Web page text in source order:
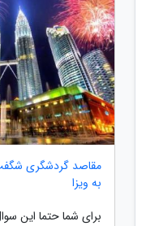
مقاصد گردشگری
به ویزا
برای شما حتما این